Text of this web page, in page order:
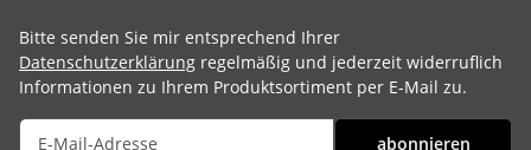
Bitte senden Sie mir entsprechend Ihrer
Datenschutzerklärung regelmäßig und jederzeit widerruflich
Informationen zu Ihrem Produktsortiment per E-Mail zu.
abonnieren